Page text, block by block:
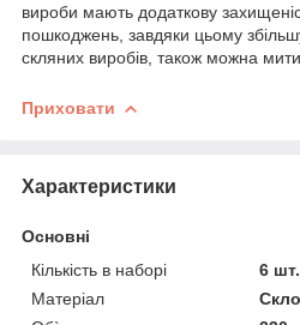
вироби мають додаткову
пошкоджень, завдяки цьому
скляних виробів, також можна
Приховати
Характеристики
Основні
Кількість в наборі
6 шт.
Матеріал
Скло